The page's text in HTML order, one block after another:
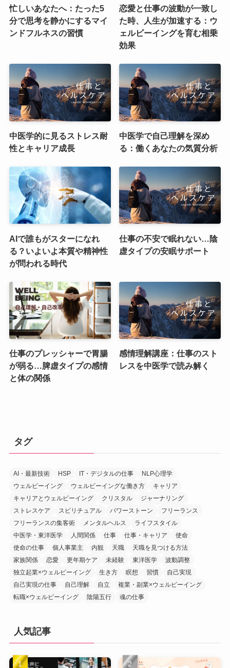
忙しいあなたへ：たった5
分で思考を静かにするマイ
ンドフルネスの習慣
恋愛と仕事の波動が一致し
た時、人生が加速する：ウ
ェルビーイングを育む相乗
効果
中医学的に見るストレス耐
性とキャリア成長
中医学で自己理解を深め
る：働くあなたの気質分析
AIで誰もがスターになれ
る？いよいよ本質や精神性
が問われる時代
仕事の不安で眠れない…陰
虚タイプの安眠サポート
仕事のプレッシャーで胃腸
が弱る…脾虚タイプの感情
と体の関係
感情理解講座：仕事のスト
レスを中医学で読み解く
タグ
AI・最新技術 HSP IT・デジタルの仕事
NLP心理学
ウェルビーイング
ウェルビーイングな働き方
キャリア
キャリアとウェルビーイング
クリスタル
ジャーナリング
ストレスケア
スピリチュアル パワーストーン
フリーランス
フリーランスの集客術
メンタルヘルス
ライフスタイル
中医学・東洋医学
人間関係 仕事 仕事・キャリア
使命
使命の仕事
個人事業主 内観 天職
天職を見つける方法
家族関係
恋愛 更年期ケア 未経験 東洋医学
波動調整
独立起業×ウェルビーイング
生き方 瞑想 習慣
自己実現
自己実現の仕事
自己理解 自立
複業・副業×ウェルビーイング
転職×ウェルビーイング
陰陽五行 魂の仕事
人気記事